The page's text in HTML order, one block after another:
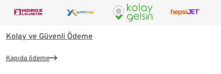
Kolay ve Güvenli Ödeme
Kapıda ödeme